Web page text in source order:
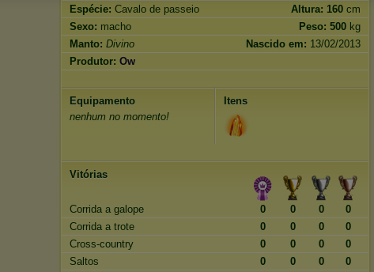
Espécie: Cavalo de passeio Altura: 160 cm
Sexo: macho Peso: 500 kg
Manto: Divino Nascido em: 13/02/2013
Produtor: Ow
Equipamento
nenhum no momento!
Itens
Vitórias
Corrida a galope 0 0 0
0
Corrida a trote
0 0 0
0
Cross-country
0 0 0
0
Saltos
0 0 0 0